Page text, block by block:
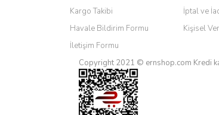
Ürün fiyatı diğer sitelerden daha
Bu ürüne benzer farklı alternatifler
Kargo Takibi
Havale Bildirim Formu
İletişim Formu
İptal ve
Kişisel
Copyright 2021 © ernshop.com Kredi